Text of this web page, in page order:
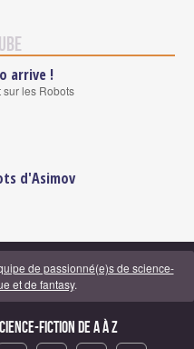
arrive !
sur les Robots
d'Asimov
de passionné(e)s de science-
et de fantasy.
fiction de A à Z